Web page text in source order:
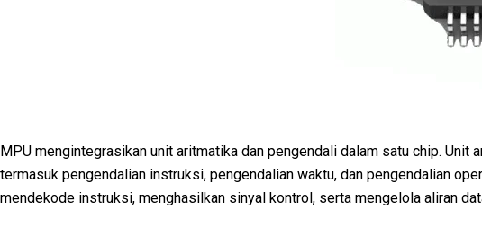
MPU mengintegrasikan unit aritmatika dan pengendali dalam satu chip.
termasuk pengendalian instruksi, pengendalian waktu, dan pengendalian
mendekode instruksi, menghasilkan sinyal kontrol, serta mengelola aliran